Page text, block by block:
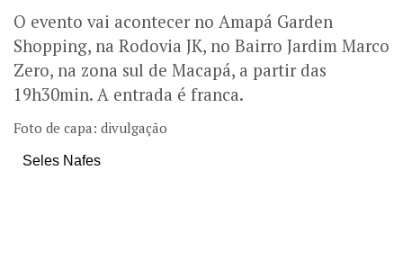
O evento vai acontecer no Amapá Garden
Shopping, na Rodovia JK, no Bairro Jardim Marco
Zero, na zona sul de Macapá, a partir das
19h30min. A entrada é franca.
Foto de capa: divulgação
Seles Nafes